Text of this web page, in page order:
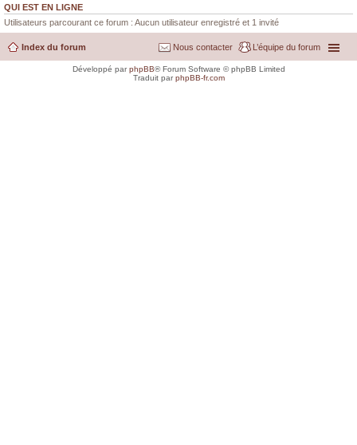
QUI EST EN LIGNE
Utilisateurs parcourant ce forum : Aucun utilisateur enregistré et 1 invité
Index du forum L’équipe du forum
Nous contacter
Développé parphpBB® Forum Software © phpBB Limited
Traduit parphpBB-fr.com